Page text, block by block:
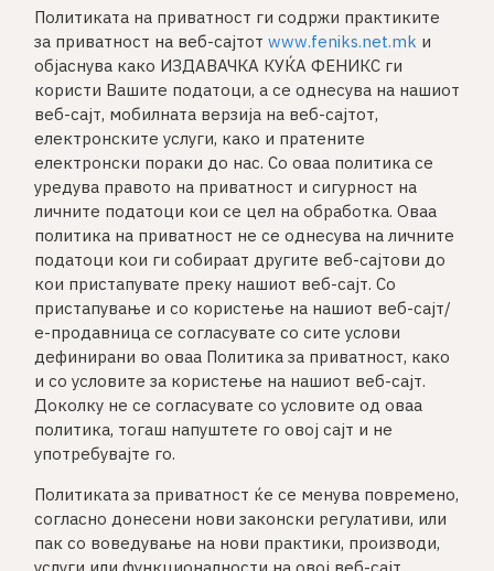
Политиката на приватност ги содржи практиките
за приватност на веб-сајтот www.feniks.net.mk и
објаснува како ИЗДАВАЧКA КУЌА ФЕНИКС ги
користи Вашите податоци, а се однесува на нашиот
веб-сајт, мобилната верзија на веб-сајтот,
електронските услуги, како и пратените
електронски пораки до нас. Со оваа политика се
уредува правото на приватност и сигурност на
личните податоци кои се цел на обработка. Оваа
политика на приватност не се однесува на личните
податоци кои ги собираат другите веб-сајтови до
кои пристапувате преку нашиот веб-сајт. Со
пристапување и со користење на нашиот веб-сајт/
е-продавница се согласувате со сите услови
дефинирани во оваа Политика за приватност, како
и со условите за користење на нашиот веб-сајт.
Доколку не се согласувате со условите од оваа
политика, тогаш напуштете го овој сајт и не
употребувајте го.
Политиката за приватност ќе се менува повремено,
согласно донесени нови законски регулативи, или
пак со воведување на нови практики, производи,